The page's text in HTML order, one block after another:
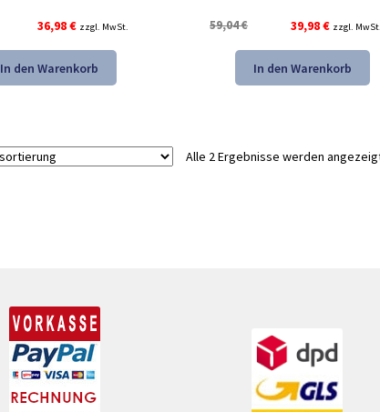
Ursprünglicher
war:
55,10 €
36,98€Aktueller
ist:
36,98 €.
zzgl. MwSt.
In den Warenkorb
59,04€
Ursprünglicher
war:
59,04 €
39,98€Aktueller
ist:
39,98 €.
zzgl. MwSt.
In den Warenkorb
Alle 2 Ergebnisse werden